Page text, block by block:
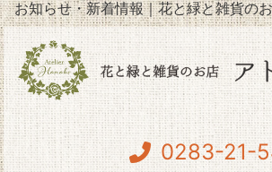
お知らせ・新着情報｜花と緑と雑貨の
0283-21-